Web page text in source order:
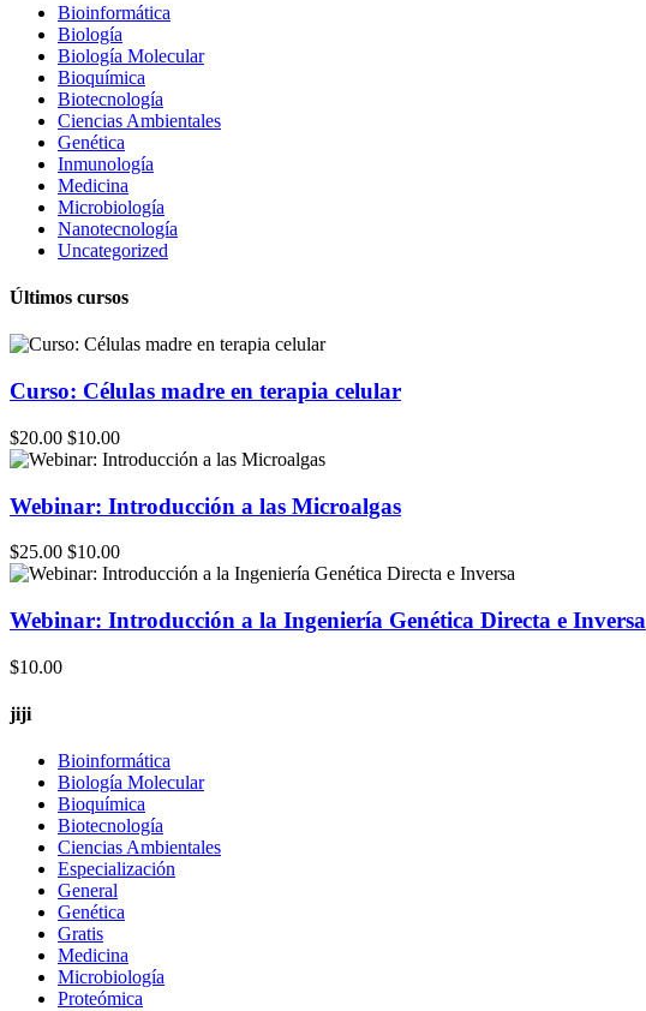
Bioinformática
Biología
Biología Molecular
Bioquímica
Biotecnología
Ciencias Ambientales
Genética
Inmunología
Medicina
Microbiología
Nanotecnología
Uncategorized
Últimos cursos
Curso: Células madre en terapia celular
$20.00 $10.00
Webinar: Introducción a las Microalgas
$25.00 $10.00
Webinar: Introducción a la Ingeniería Genética Directa e Inversa
$10.00
jiji
Bioinformática
Biología Molecular
Bioquímica
Biotecnología
Ciencias Ambientales
Especialización
General
Genética
Gratis
Medicina
Microbiología
Proteómica